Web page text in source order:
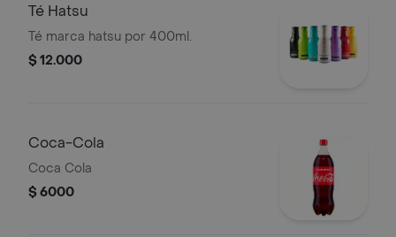
Té Hatsu
Té marca hatsu por 400ml.
$ 12.000
Coca-Cola
Coca Cola
$ 6000